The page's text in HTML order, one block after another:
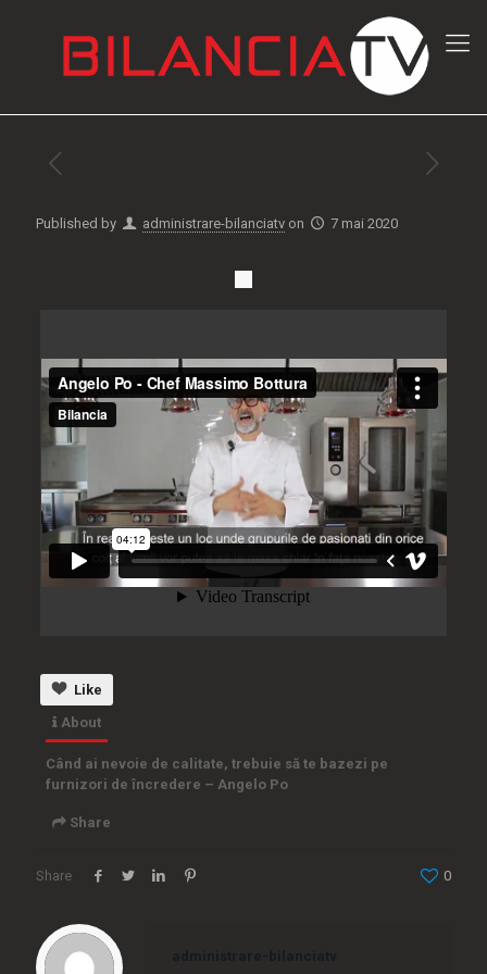
Published by administrare-bilanciatv on 7 mai 2020
Like
About
Când ai nevoie de calitate, trebuie să te bazezi pe
furnizori de încredere – Angelo Po
Share
Embed
Share 0